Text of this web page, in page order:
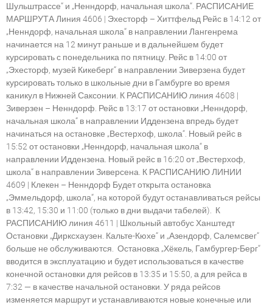
Шульштрассе“ и „Ненндорф, начальная школа“. РАСПИСАНИЕ
МАРШРУТА Линия 4606 | Эхесторф – Хиттфельд Рейс в 14:12 от
„Ненндорф, начальная школа“ в направлении Лангенрема
начинается на 12 минут раньше и в дальнейшем будет
курсировать с понедельника по пятницу. Рейс в 14:00 от
„Эхесторф, музей Кикеберг“ в направлении Зиверзена будет
курсировать только в школьные дни в Гамбурге во время
каникул в Нижней Саксонии. К РАСПИСАНИЮ линия 4608 |
Зиверзен – Ненндорф. Рейс в 13:17 от остановки „Ненндорф,
начальная школа“ в направлении Иддензена впредь будет
начинаться на остановке „Вестерхоф, школа“. Новый рейс в
15:52 от остановки „Ненндорф, начальная школа“ в
направлении Иддензена. Новый рейс в 16:20 от „Вестерхоф,
школа“ в направлении Зиверсена. К РАСПИСАНИЮ ЛИНИИ
4609 | Клекен – Ненндорф Будет открыта остановка
„Эммельдорф, школа“, на которой будут останавливаться рейсы
в 13:42, 15:30 и 11:00 (только в дни выдачи табелей). К
РАСПИСАНИЮ линия 4611 | Школьный автобус Ханштедт
Остановки „Дирксхаузен. Кальте-Кюхе“ и „Азендорф, Салемсвег“
больше не обслуживаются. Остановка „Хёкель, Гамбургер-Берг“
вводится в эксплуатацию и будет использоваться в качестве
конечной остановки для рейсов в 13:35 и 15:50, а для рейса в
7:32 — в качестве начальной остановки. У ряда рейсов
изменяется маршрут и устанавливаются новые конечные или